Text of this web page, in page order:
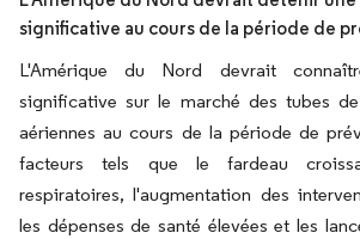
significative au cours de la période de
L'Amérique du Nord devrait
significative sur le marché des tubes
aériennes au cours de la période de
facteurs tels que le fardeau
respiratoires, l'augmentation des
les dépenses de santé élevées et les